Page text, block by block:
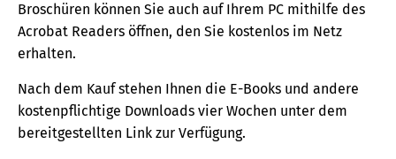
Broschüren können Sie auch auf Ihrem PC mithilfe des
Acrobat Readers öffnen, den Sie kostenlos im Netz
erhalten.
Nach dem Kauf stehen Ihnen die E-Books und andere
kostenpflichtige Downloads vier Wochen unter dem
bereitgestellten Link zur Verfügung.